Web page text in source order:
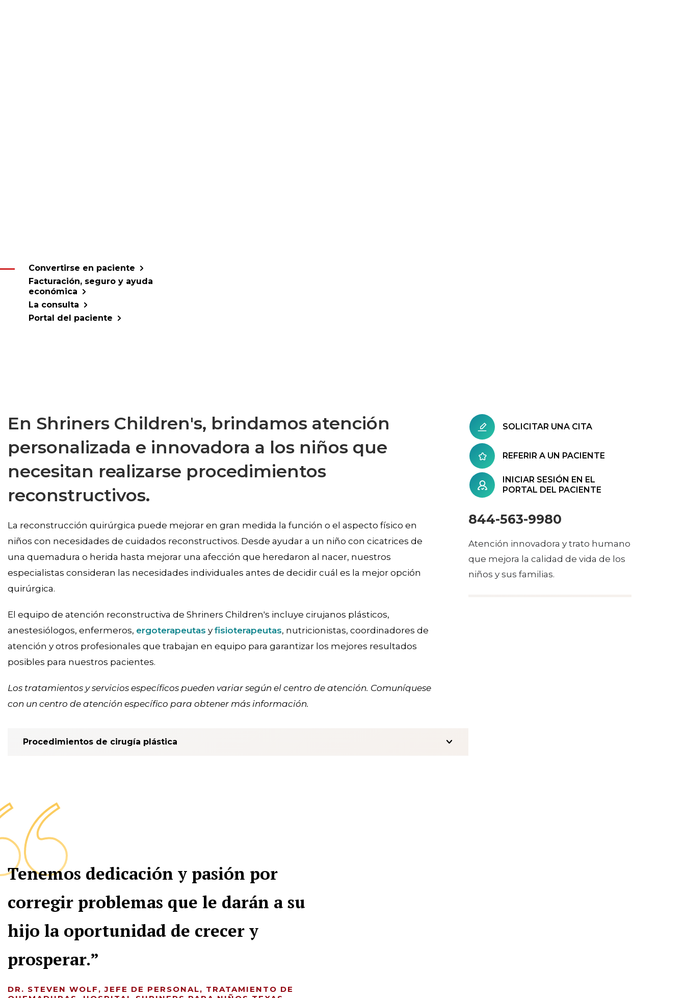
Convertirse en paciente
Facturación, seguro y ayuda
económica
La consulta
Portal del paciente
En Shriners Children's, brindamos atención
personalizada e innovadora a los niños que
necesitan realizarse procedimientos
reconstructivos.
La reconstrucción quirúrgica puede mejorar en gran medida la función o el aspecto físico en
niños con necesidades de cuidados reconstructivos. Desde ayudar a un niño con cicatrices de
una quemadura o herida hasta mejorar una afección que heredaron al nacer, nuestros
especialistas consideran las necesidades individuales antes de decidir cuál es la mejor opción
quirúrgica.
El equipo de atención reconstructiva de Shriners Children's incluye cirujanos plásticos,
anestesiólogos, enfermeros, ergoterapeutas y fisioterapeutas, nutricionistas, coordinadores de
atención y otros profesionales que trabajan en equipo para garantizar los mejores resultados
posibles para nuestros pacientes.
Los tratamientos y servicios específicos pueden variar según el centro de atención. Comuníquese
con un centro de atención específico para obtener más información.
Procedimientos de cirugía plástica
Tenemos dedicación y pasión por
corregir problemas que le darán a su
hijo la oportunidad de crecer y
prosperar.
DR. STEVEN WOLF, JEFE DE PERSONAL, TRATAMIENTO DE
SOLICITAR UNA CITA
REFERIR A UN PACIENTE
INICIAR SESIÓN EN EL
PORTAL DEL PACIENTE
844-563-9980
Atención innovadora y trato humano
que mejora la calidad de vida de los
niños y sus familias.